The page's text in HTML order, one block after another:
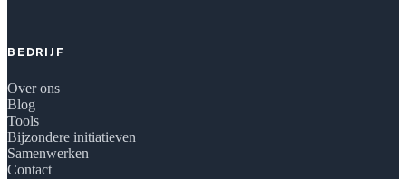
BEDRIJF
Over ons
Blog
Tools
Bijzondere initiatieven
Samenwerken
Contact